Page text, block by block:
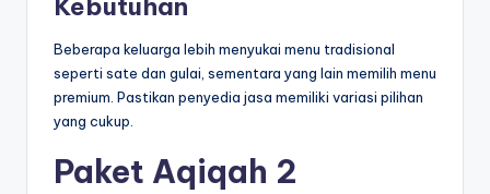
Kebutuhan
Beberapa keluarga lebih menyukai menu tradisional
seperti sate dan gulai, sementara yang lain memilih menu
premium. Pastikan penyedia jasa memiliki variasi pilihan
yang cukup.
Paket Aqiqah 2